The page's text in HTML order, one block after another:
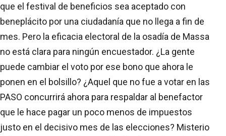
que el festival de beneficios sea aceptado con
beneplácito por una ciudadanía que no llega a fin de
mes. Pero la eficacia electoral de la osadía de Massa
no está clara para ningún encuestador. ¿La gente
puede cambiar el voto por ese bono que ahora le
ponen en el bolsillo? ¿Aquel que no fue a votar en las
PASO concurrirá ahora para respaldar al benefactor
que le hace pagar un poco menos de impuestos
justo en el decisivo mes de las elecciones? Misterio